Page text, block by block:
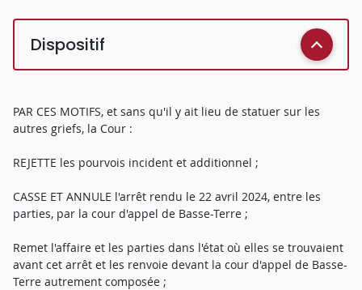
Dispositif
PAR CES MOTIFS, et sans qu'il y ait lieu de statuer sur les
autres griefs, la Cour :
REJETTE les pourvois incident et additionnel ;
CASSE ET ANNULE l'arrêt rendu le 22 avril 2024, entre les
parties, par la cour d'appel de Basse-Terre ;
Remet l'affaire et les parties dans l'état où elles se trouvaient
avant cet arrêt et les renvoie devant la cour d'appel de Basse-
Terre autrement composée ;